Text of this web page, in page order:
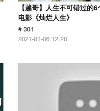
【越哥】人生不可错过的
电影《灿烂人生》
# 301
2021-01-06 12:20